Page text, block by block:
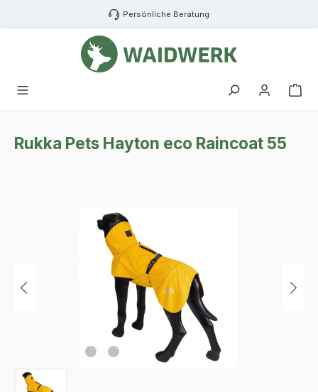
Zum Hauptinhalt springen Persönliche Beratung
Rukka Pets Hayton eco Raincoat 55
Bildergalerie überspringen